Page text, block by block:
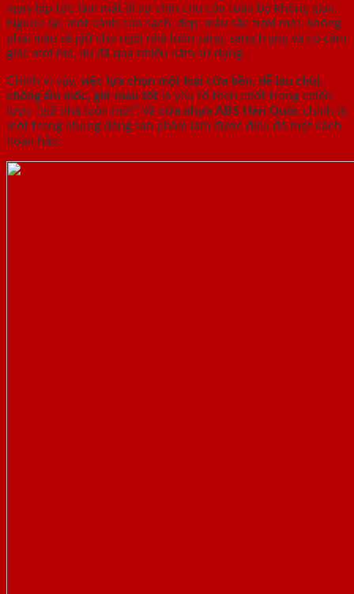
ngay lập tức làm mất đi sự chỉn chu của toàn bộ không gian.
Ngược lại, một cánh cửa sạch, đẹp, màu sắc tươi mới, không
phai màu sẽ giữ cho ngôi nhà luôn sáng, sang trọng và có cảm
giác mới mẻ, dù đã qua nhiều năm sử dụng.
Chính vì vậy, việc lựa chọn một loại cửa bền, dễ lau chùi,
chống ẩm mốc, giữ màu tốt là yếu tố then chốt trong chiến
lược “giữ nhà luôn mới”. Và cửa nhựa ABS Hàn Quốc chính là
một trong những dòng sản phẩm làm được điều đó một cách
hoàn hảo.